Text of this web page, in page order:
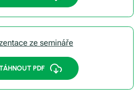
ze semináře
PDF